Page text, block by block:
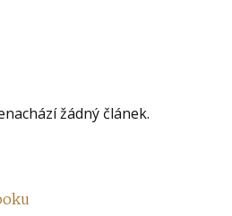
žádný článek.